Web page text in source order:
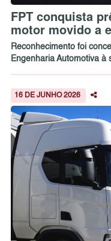
FPT conquista
motor movido a
Reconhecimento foi
Engenharia Automotiva à
16 DE JUNHO 2026